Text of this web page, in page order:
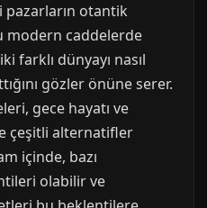
pazarların otantik
modern caddelerde
farklı dünyayı nasıl
gözler önüne serer.
gece hayatı ve
çeşitli alternatifler
içinde, bazı
olabilir ve